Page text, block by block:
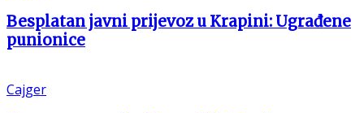
Besplatan javni prijevoz u Krapini: Ugrađene
punionice
Cajger